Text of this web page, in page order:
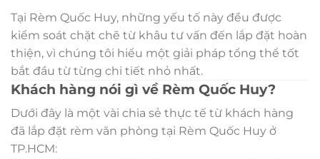
Tại Rèm Quốc Huy, những yếu tố này đều được
kiểm soát chặt chẽ từ khâu tư vấn đến lắp đặt hoàn
thiện, vì chúng tôi hiểu một giải pháp tổng thể tốt
bắt đầu từ từng chi tiết nhỏ nhất.
Khách hàng nói gì về Rèm Quốc Huy?
Dưới đây là một vài chia sẻ thực tế từ khách hàng
đã lắp đặt rèm văn phòng tại Rèm Quốc Huy ở
TP.HCM: